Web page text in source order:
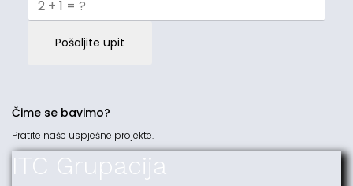
Pošaljite upit
Čime se bavimo?
Pratite naše uspješne projekte.
ITC Grupacija